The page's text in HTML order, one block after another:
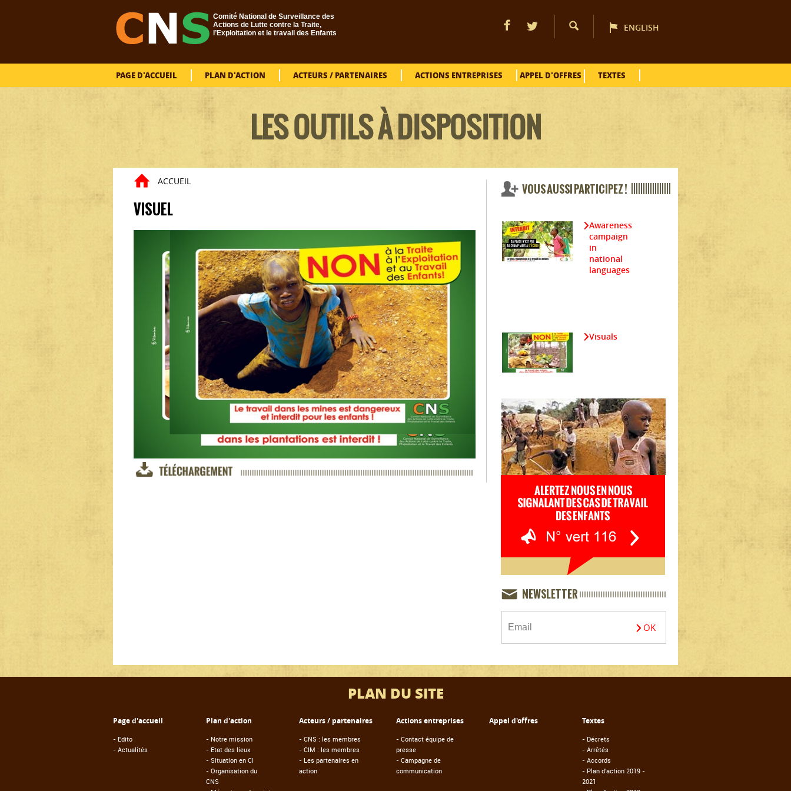
Comité National de Surveillance des
Actions de Lutte contre la Traite,
l’Exploitation et le travail des Enfants
ENGLISH
PAGE D'ACCUEIL PLAN D'ACTION ACTEURS / PARTENAIRES ACTIONS ENTREPRISES APPEL D'OFFRES TEXTES
LES OUTILS À DISPOSITION
Vous êtes ici
ACCUEIL
VISUEL
VOUS AUSSI PARTICIPEZ ! |||||||||||||||||
Awareness
campaign
in
national
languages
Visuals
NEWSLETTER
PLAN DU SITE
Page d'accueil
- Edito
- Actualités
Plan d'action
- Notre mission
- Etat des lieux
- Situation en CI
- Organisation du
CNS
Acteurs / partenaires
- CNS : les membres
- CIM : les membres
- Les partenaires en
action
Actions entreprises
- Contact équipe de
presse
- Campagne de
communication
Appel d'offres Textes
- Décrets
- Arrêtés
- Accords
- Plan d'action 2019 -
2021